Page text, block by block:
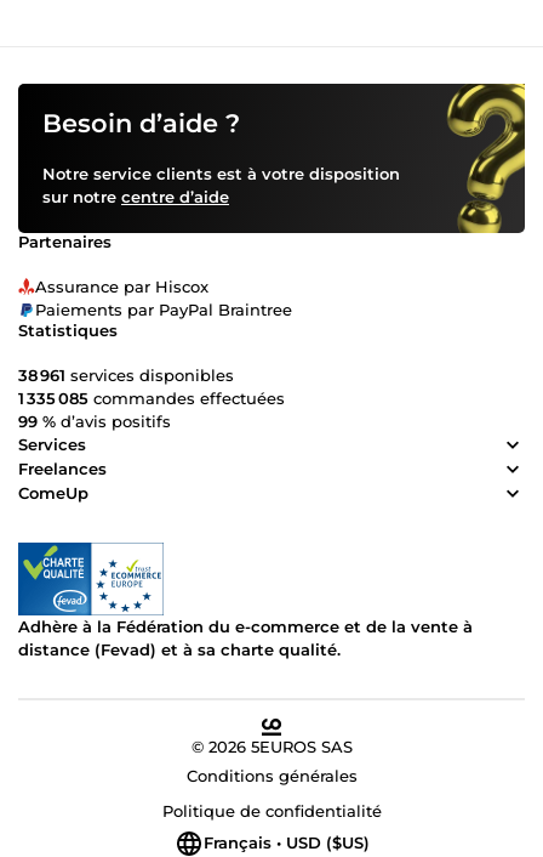
Besoin d’aide ?
Notre service clients est à votre disposition
sur notre centre d’aide
Partenaires
Assurance par Hiscox
Paiements par PayPal Braintree
Statistiques
38 961 services disponibles
1 335 085 commandes effectuées
99 % d’avis positifs
Services
Freelances
ComeUp
Adhère à la Fédération du e-commerce et de la vente à
distance (Fevad) et à sa charte qualité.
© 2026 5EUROS SAS
Conditions générales
Politique de confidentialité
Français • USD ($US)